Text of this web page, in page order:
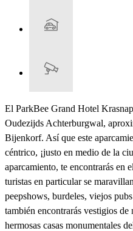
El ParkBee Grand Hotel
Oudezijds Achterburgwal,
Bijenkorf. Así que este
céntrico, ¡justo en medio de la
aparcamiento, te encontrarás en
turistas en particular se
peepshows, burdeles, viejos
también encontrarás vestigios
hermosas casas monumentales